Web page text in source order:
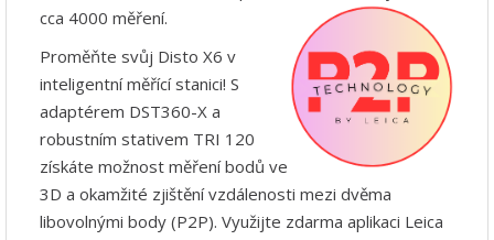
cca 4000 měření.
Proměňte svůj Disto X6 v
inteligentní měřící stanici! S
adaptérem DST360-X a
robustním stativem TRI 120
získáte možnost měření bodů ve
3D a okamžité zjištění vzdálenosti mezi dvěma
libovolnými body (P2P). Využijte zdarma aplikaci Leica